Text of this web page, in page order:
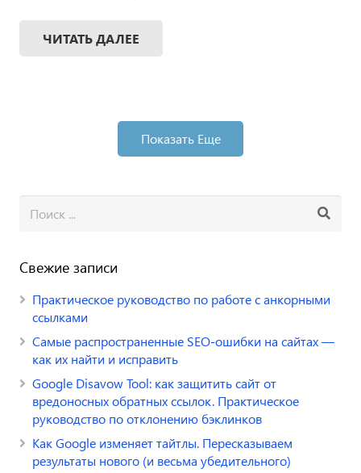
ЧИТАТЬ ДАЛЕЕ
Показать Еще
Свежие записи
Практическое руководство по работе с анкорными
ссылками
Самые распространенные SEO-ошибки на сайтах —
как их найти и исправить
Google Disavow Tool: как защитить сайт от
вредоносных обратных ссылок. Практическое
руководство по отклонению бэклинков
Как Google изменяет тайтлы. Пересказываем
результаты нового (и весьма убедительного)